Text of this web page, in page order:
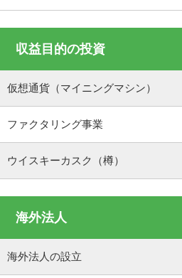
収益目的の投資
仮想通貨（マイニングマシン）
ファクタリング事業
ウイスキーカスク（樽）
海外法人
海外法人の設立